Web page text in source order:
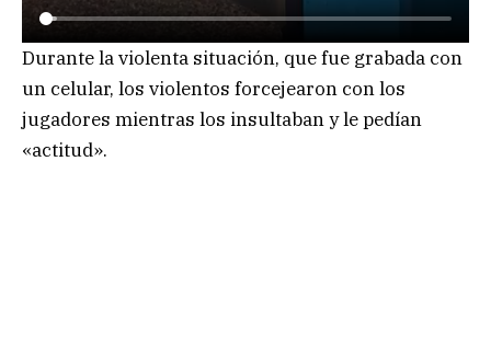
Durante la violenta situación, que fue grabada con
un celular, los violentos forcejearon con los
jugadores mientras los insultaban y le pedían
«actitud».